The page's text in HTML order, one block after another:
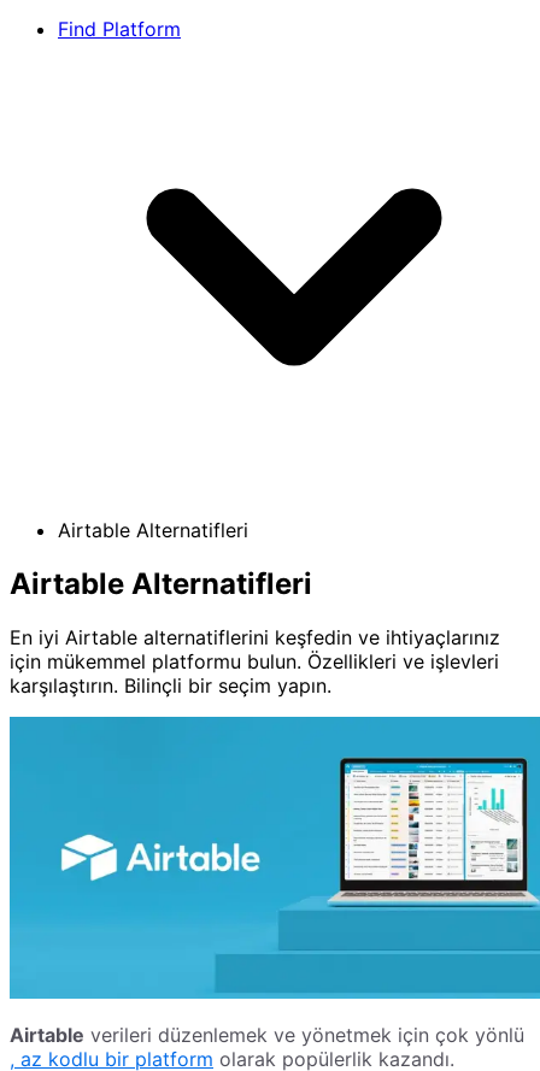
Find Platform
Airtable Alternatifleri
Airtable Alternatifleri
En iyi Airtable alternatiflerini keşfedin ve ihtiyaçlarınız
için mükemmel platformu bulun. Özellikleri ve işlevleri
karşılaştırın. Bilinçli bir seçim yapın.
Airtable verileri düzenlemek ve yönetmek için çok yönlü
, az kodlu bir platform olarak popülerlik kazandı.